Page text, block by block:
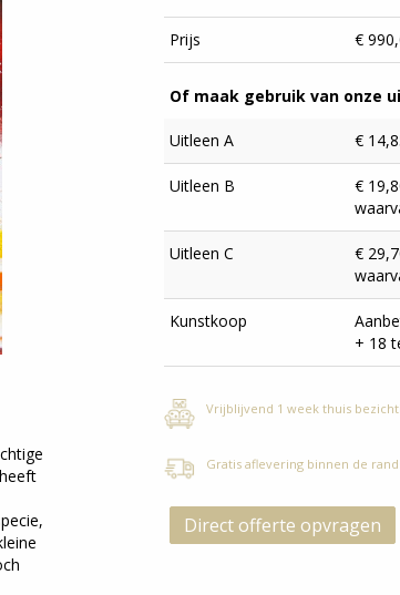
Prijs €
Of maak gebruik van onze
Uitleen A €
Uitleen B
€
Uitleen C
€
Kunstkoop
+ 18
Vrijblijvend 1 week thuis
Gratis aflevering binnen de
Direct offerte opvragen